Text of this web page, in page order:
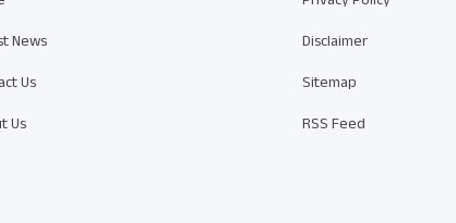
News
Us
Us
Disclaimer
Sitemap
RSS Feed